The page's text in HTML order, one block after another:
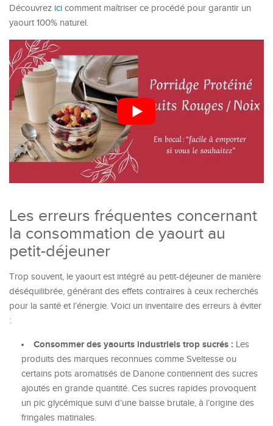
Découvrez ici comment maîtriser ce procédé pour garantir un
yaourt 100% naturel.
Les erreurs fréquentes concernant
la consommation de yaourt au
petit-déjeuner
Trop souvent, le yaourt est intégré au petit-déjeuner de manière
déséquilibrée, générant des effets contraires à ceux recherchés
pour la santé et l’énergie. Voici un inventaire des erreurs à éviter
:
Consommer des yaourts industriels trop sucrés : Les
produits des marques reconnues comme Sveltesse ou
certains pots aromatisés de Danone contiennent des sucres
ajoutés en grande quantité. Ces sucres rapides provoquent
un pic glycémique suivi d’une baisse brutale, à l’origine des
fringales matinales.